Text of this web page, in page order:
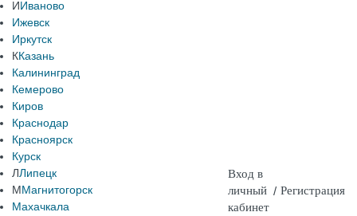
ИИваново
Ижевск
Иркутск
ККазань
Калининград
Кемерово
Киров
Краснодар
Красноярск
Курск
ЛЛипецк
ММагнитогорск
Махачкала
Вход в
личный
кабинет
/ Регистрация